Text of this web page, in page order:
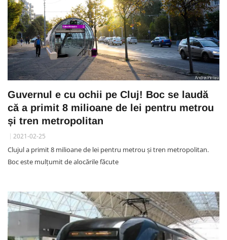
Guvernul e cu ochii pe Cluj! Boc se laudă
că a primit 8 milioane de lei pentru metrou
și tren metropolitan
2021-02-25
Clujul a primit 8 milioane de lei pentru metrou și tren metropolitan.
Boc este mulțumit de alocările făcute